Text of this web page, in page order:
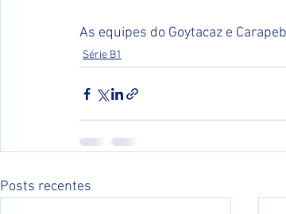
As equipes do Goytacaz e
Série B1
Posts recentes